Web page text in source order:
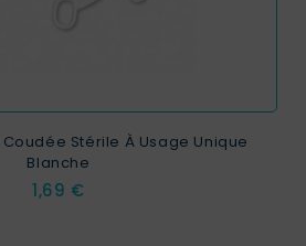
Stérile À Usage Unique
Blanche
Prix
1,69 €